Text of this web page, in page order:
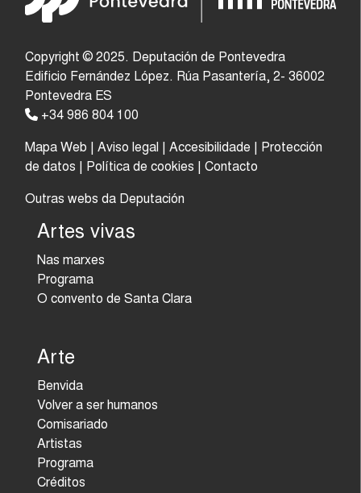
Copyright © 2025. Deputación de Pontevedra
Edificio Fernández López. Rúa Pasantería, 2- 36002
Pontevedra ES
+34 986 804 100
Mapa Web Aviso legal Accesibilidade
Protección
de datos
Política de cookies Contacto
Outras webs da Deputación
Artes vivas
Nas marxes
Programa
O convento de Santa Clara
Arte
Benvida
Volver a ser humanos
Comisariado
Artistas
Programa
Créditos